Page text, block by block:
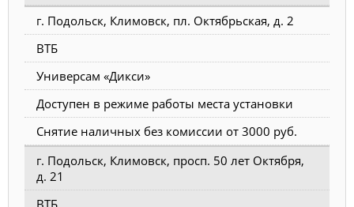
г. Подольск, Климовск, пл. Октябрьская, д. 2
ВТБ
Универсам «Дикси»
Доступен в режиме работы места установки
Снятие наличных без комиссии от 3000 руб.
г. Подольск, Климовск, просп. 50 лет Октября,
д. 21
ВТБ